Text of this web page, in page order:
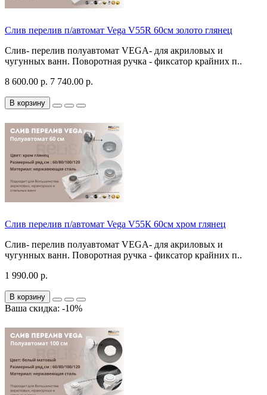
Слив перелив п/автомат Vega V55R 60см золото глянец
Слив- перелив полуавтомат VEGA- для акриловых и
чугунных ванн. Поворотная ручка - фиксатор крайних п..
8 600.00 р. 7 740.00 р.
В корзину
Слив перелив п/автомат Vega V55К 60см хром глянец
Слив- перелив полуавтомат VEGA- для акриловых и
чугунных ванн. Поворотная ручка - фиксатор крайних п..
1 990.00 р.
В корзину
Ваша скидка: -10%